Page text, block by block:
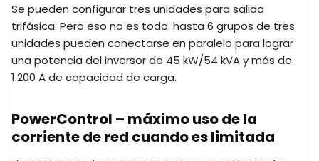
Se pueden configurar tres unidades para salida
trifásica. Pero eso no es todo: hasta 6 grupos de tres
unidades pueden conectarse en paralelo para lograr
una potencia del inversor de 45 kW/54 kVA y más de
1.200 A de capacidad de carga.
PowerControl – máximo uso de la
corriente de red cuando es limitada